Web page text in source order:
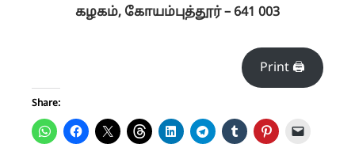
கழகம், கோயம்புத்தூர் – 641 003
Print 🖨
Share: